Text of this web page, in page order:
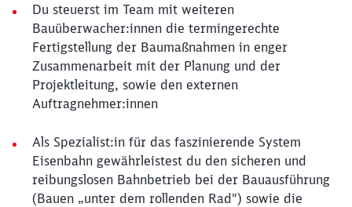
Du steuerst im Team mit weiteren
Bauüberwacher:innen die termingerechte
Fertigstellung der Baumaßnahmen in enger
Zusammenarbeit mit der Planung und der
Projektleitung, sowie den externen
Auftragnehmer:innen
Als Spezialist:in für das faszinierende System
Eisenbahn gewährleistest du den sicheren und
reibungslosen Bahnbetrieb bei der Bauausführung
(Bauen „unter dem rollenden Rad") sowie die